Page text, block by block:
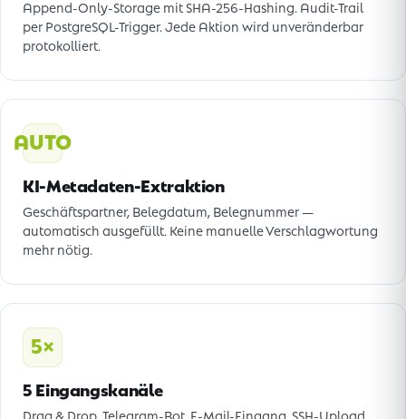
Append-Only-Storage mit SHA-256-Hashing. Audit-Trail
per PostgreSQL-Trigger. Jede Aktion wird unveränderbar
protokolliert.
AUTO
KI-Metadaten-Extraktion
Geschäftspartner, Belegdatum, Belegnummer —
automatisch ausgefüllt. Keine manuelle Verschlagwortung
mehr nötig.
5×
5 Eingangskanäle